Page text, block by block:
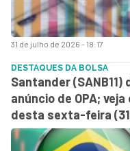
31 de julho de 2026 - 18:17
DESTAQUES DA BOLSA
Santander (SANB11)
anúncio de OPA;
desta sexta-feira